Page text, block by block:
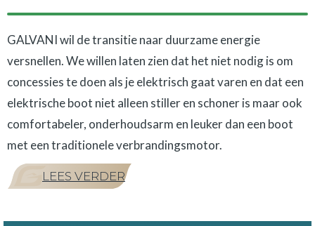
GALVANI wil de transitie naar duurzame energie
versnellen. We willen laten zien dat het niet nodig is om
concessies te doen als je elektrisch gaat varen en dat een
elektrische boot niet alleen stiller en schoner is maar ook
comfortabeler, onderhoudsarm en leuker dan een boot
met een traditionele verbrandingsmotor.
LEES VERDER